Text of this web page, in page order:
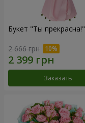
Букет "Ты прекрасна!"
2 666 грн
Заказать